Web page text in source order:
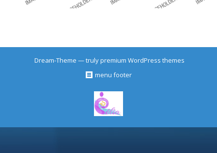
Dream-Theme — trulypremium WordPress themes
menu footer